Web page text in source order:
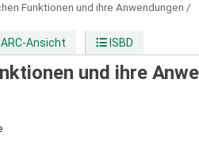
Funktionen und ihre Anwendungen /
Ansicht ISBD
und ihre